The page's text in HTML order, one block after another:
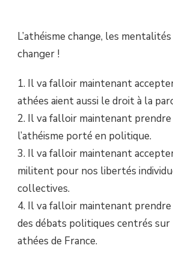
L’athéisme change, les
changer !
1. Il va falloir maintenant
athées aient aussi le droit à la
2. Il va falloir maintenant prendre
l’athéisme porté en politique.
3. Il va falloir maintenant
militent pour nos libertés
collectives.
4. Il va falloir maintenant prendre
des débats politiques centrés sur
athées de France.